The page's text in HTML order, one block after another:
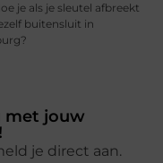
je als je sleutel afbreekt
buitensluit in
met jouw
je direct aan.